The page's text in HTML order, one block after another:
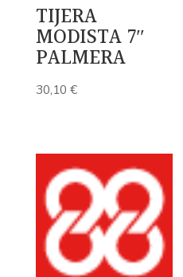
TIJERA
MODISTA 7″
PALMERA
30,10 €